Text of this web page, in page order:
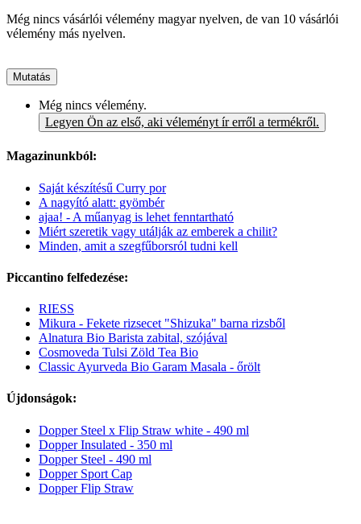
Még nincs vásárlói vélemény magyar nyelven, de van 10 vásárlói
vélemény más nyelven.
Mutatás
Még nincs vélemény.
Legyen Ön az első, aki véleményt ír erről a termékről.
Magazinunkból:
Saját készítésű Curry por
A nagyító alatt: gyömbér
ajaa! - A műanyag is lehet fenntartható
Miért szeretik vagy utálják az emberek a chilit?
Minden, amit a szegfűborsról tudni kell
Piccantino felfedezése:
RIESS
Mikura - Fekete rizsecet "Shizuka" barna rizsből
Alnatura Bio Barista zabital, szójával
Cosmoveda Tulsi Zöld Tea Bio
Classic Ayurveda Bio Garam Masala - őrölt
Újdonságok:
Dopper Steel x Flip Straw white - 490 ml
Dopper Insulated - 350 ml
Dopper Steel - 490 ml
Dopper Sport Cap
Dopper Flip Straw